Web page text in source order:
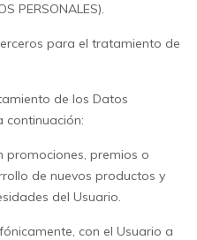
PERSONALES).
para el tratamiento de
de los Datos
continuación:
promociones, premios o
de nuevos productos y
del Usuario.
con el Usuario a